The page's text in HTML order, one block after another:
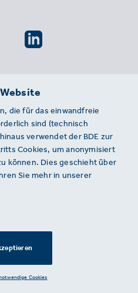
Website
Link
Ihren
die für das einwandfreie
sind (technisch
verwendet der BDE zur
Cookies, um anonymisiert
können. Dies geschieht über
Sie mehr in unserer
Cookies